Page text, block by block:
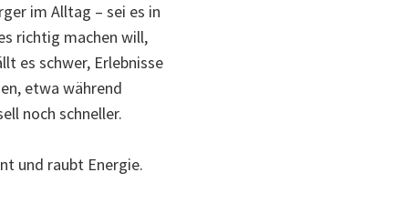
im Alltag – sei es in
richtig machen will,
es schwer, Erlebnisse
etwa während
noch schneller.
und raubt Energie.